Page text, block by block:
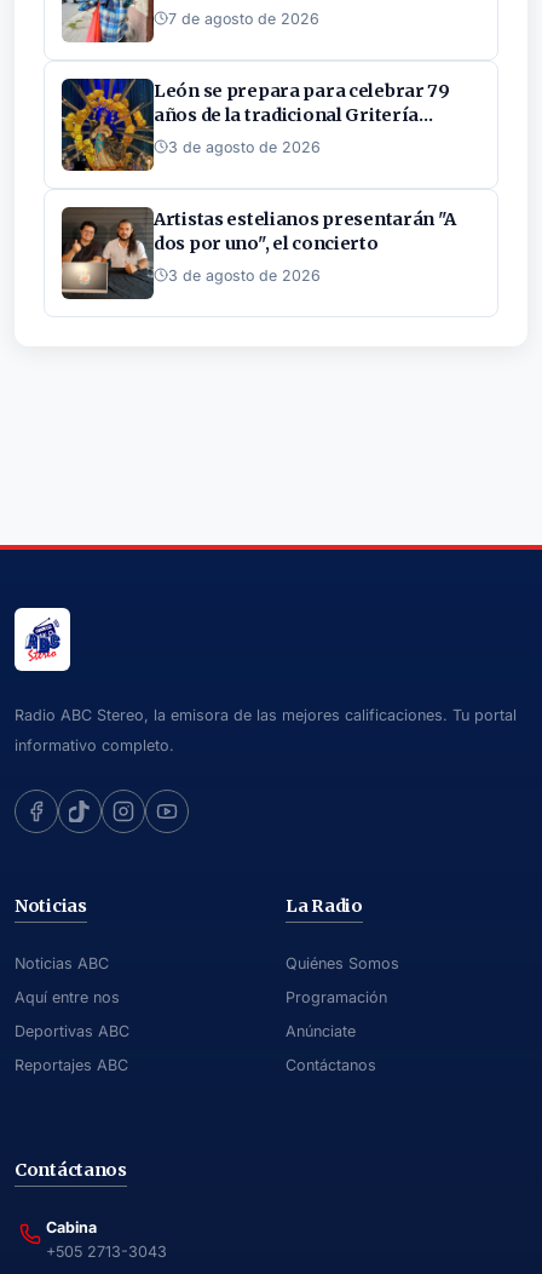
7 de agosto de 2026
León se prepara para celebrar 79
años de la tradicional Gritería
Chiquita
3 de agosto de 2026
Artistas estelianos presentarán "A
dos por uno", el concierto
3 de agosto de 2026
Radio ABC Stereo, la emisora de las mejores calificaciones. Tu portal
informativo completo.
Noticias
Noticias ABC
Aquí entre nos
Deportivas ABC
Reportajes ABC
La Radio
Quiénes Somos
Programación
Anúnciate
Contáctanos
Contáctanos
Cabina
+505 2713-3043